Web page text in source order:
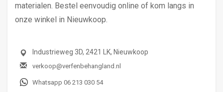
materialen. Bestel eenvoudig online of kom langs in
onze winkel in Nieuwkoop.
Industrieweg 3D, 2421 LK, Nieuwkoop
verkoop@verfenbehangland.nl
Whatsapp 06 213 030 54